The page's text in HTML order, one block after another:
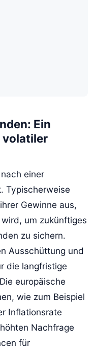
Ein
volatiler
einer
Typischerweise
Gewinne aus,
um zukünftiges
zu sichern.
Ausschüttung und
die langfristige
europäische
wie zum Beispiel
Inflationsrate
Nachfrage
für